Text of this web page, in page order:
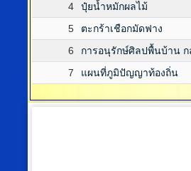
4
ปุ๋ยน้ำหมักผลไม้
5
ตะกร้าเชือกมัดฟาง
6
การอนุรักษ์ศิลปพื้นบ้าน ก
7
แผนที่ภูมิปัญญาท้องถิ่น